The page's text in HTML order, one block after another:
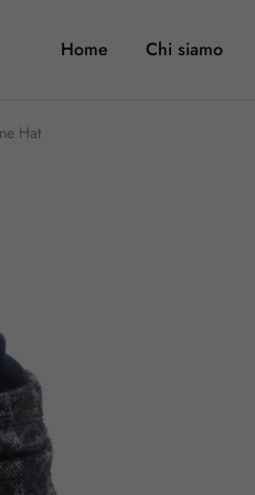
Home Chi siamo
Hat